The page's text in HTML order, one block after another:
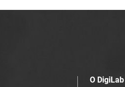
O DigiLab